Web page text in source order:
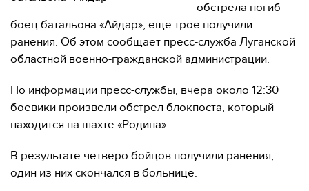
обстрела погиб
боец батальона «Айдар», еще трое получили
ранения. Об этом сообщает пресс-служба Луганской
областной военно-гражданской администрации.
По информации пресс-службы, вчера около 12:30
боевики произвели обстрел блокпоста, который
находится на шахте «Родина».
В результате четверо бойцов получили ранения,
один из них скончался в больнице.